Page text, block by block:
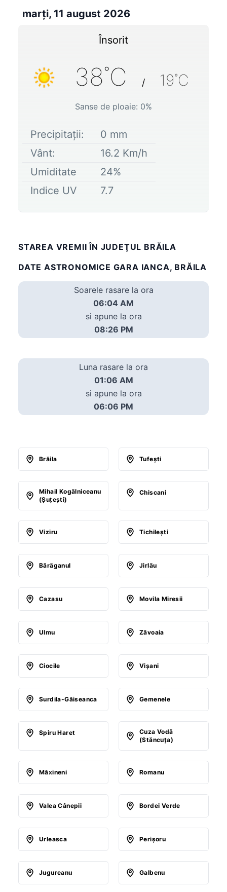
marți, 11 august 2026
Însorit
38˚C / 19˚C
Sanse de ploaie: 0%
Precipitații: 0 mm
Vânt:
16.2 Km/h
Umiditate
24%
Indice UV
7.7
STAREA VREMII ÎN JUDEŢUL BRĂILA
DATE ASTRONOMICE GARA IANCA, BRĂILA
Soarele rasare la ora
06:04 AM
si apune la ora
08:26 PM
Luna rasare la ora
01:06 AM
si apune la ora
06:06 PM
Brăila Tufeşti
Mihail Kogălniceanu
(Şuţeşti)
Chiscani
Viziru Tichileşti
Bărăganul Jirlău
Cazasu Movila Miresii
Ulmu Zăvoaia
Ciocile Vişani
Surdila-Găiseanca Gemenele
Spiru Haret
Cuza Vodă
(Stăncuţa)
Măxineni Romanu
Valea Cânepii Bordei Verde
Urleasca Perişoru
Jugureanu Galbenu